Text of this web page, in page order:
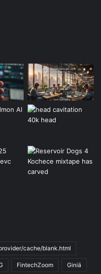
cache/blank.html
FintechZoom Giniä